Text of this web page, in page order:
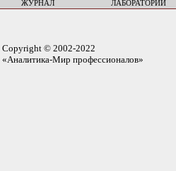
ЖУРНАЛ ЛАБОРАТОРИИ
Copyright © 2002-2022
«Аналитика-Мир профессионалов»